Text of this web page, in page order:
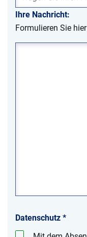
Ihre Nachricht:
Formulieren Sie
Datenschutz *